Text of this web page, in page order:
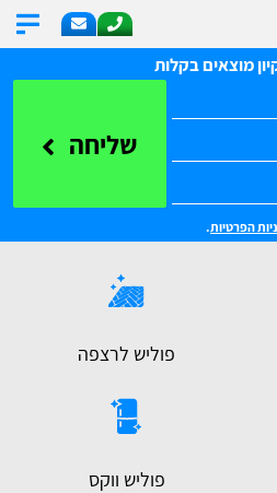
מוצאים בקלות
שליחה
הפרטיות.
פוליש לרצפה
פוליש ווקס